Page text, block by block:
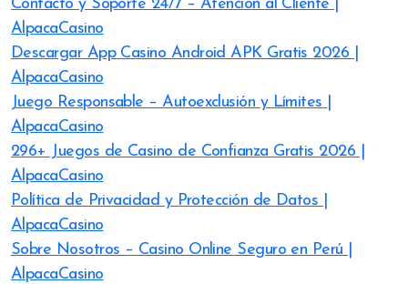
Contacto y Soporte 24/7 – Atención al Cliente |
AlpacaCasino
Descargar App Casino Android APK Gratis 2026 |
AlpacaCasino
Juego Responsable – Autoexclusión y Límites |
AlpacaCasino
296+ Juegos de Casino de Confianza Gratis 2026 |
AlpacaCasino
Política de Privacidad y Protección de Datos |
AlpacaCasino
Sobre Nosotros – Casino Online Seguro en Perú |
AlpacaCasino